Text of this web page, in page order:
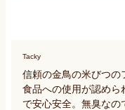
Tacky
信頼の金鳥の米びつの
食品への使用が認めら
で安心安全。無臭なの